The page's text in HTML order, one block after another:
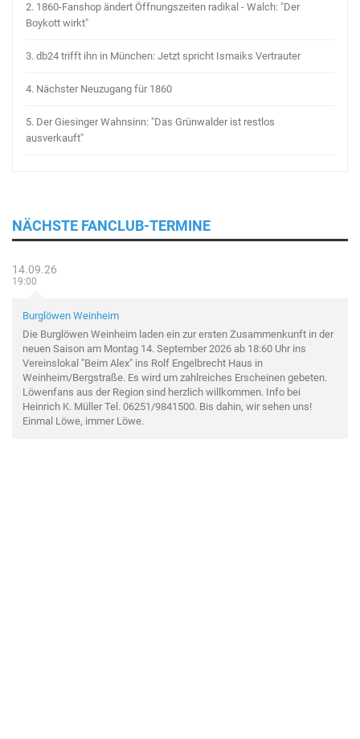
2. 1860-Fanshop ändert Öffnungszeiten radikal - Walch: "Der
Boykott wirkt"
3. db24 trifft ihn in München: Jetzt spricht Ismaiks Vertrauter
4. Nächster Neuzugang für 1860
5. Der Giesinger Wahnsinn: "Das Grünwalder ist restlos
ausverkauft"
NÄCHSTE FANCLUB-TERMINE
14.09.26
19:00
Burglöwen Weinheim
Die Burglöwen Weinheim laden ein zur ersten Zusammenkunft in der
neuen Saison am Montag 14. September 2026 ab 18:60 Uhr ins
Vereinslokal "Beim Alex" ins Rolf Engelbrecht Haus in
Weinheim/Bergstraße. Es wird um zahlreiches Erscheinen gebeten.
Löwenfans aus der Region sind herzlich willkommen. Info bei
Heinrich K. Müller Tel. 06251/9841500. Bis dahin, wir sehen uns!
Einmal Löwe, immer Löwe.